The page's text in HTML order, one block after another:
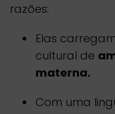
razões:
Elas
cultural de
materna.
Com uma